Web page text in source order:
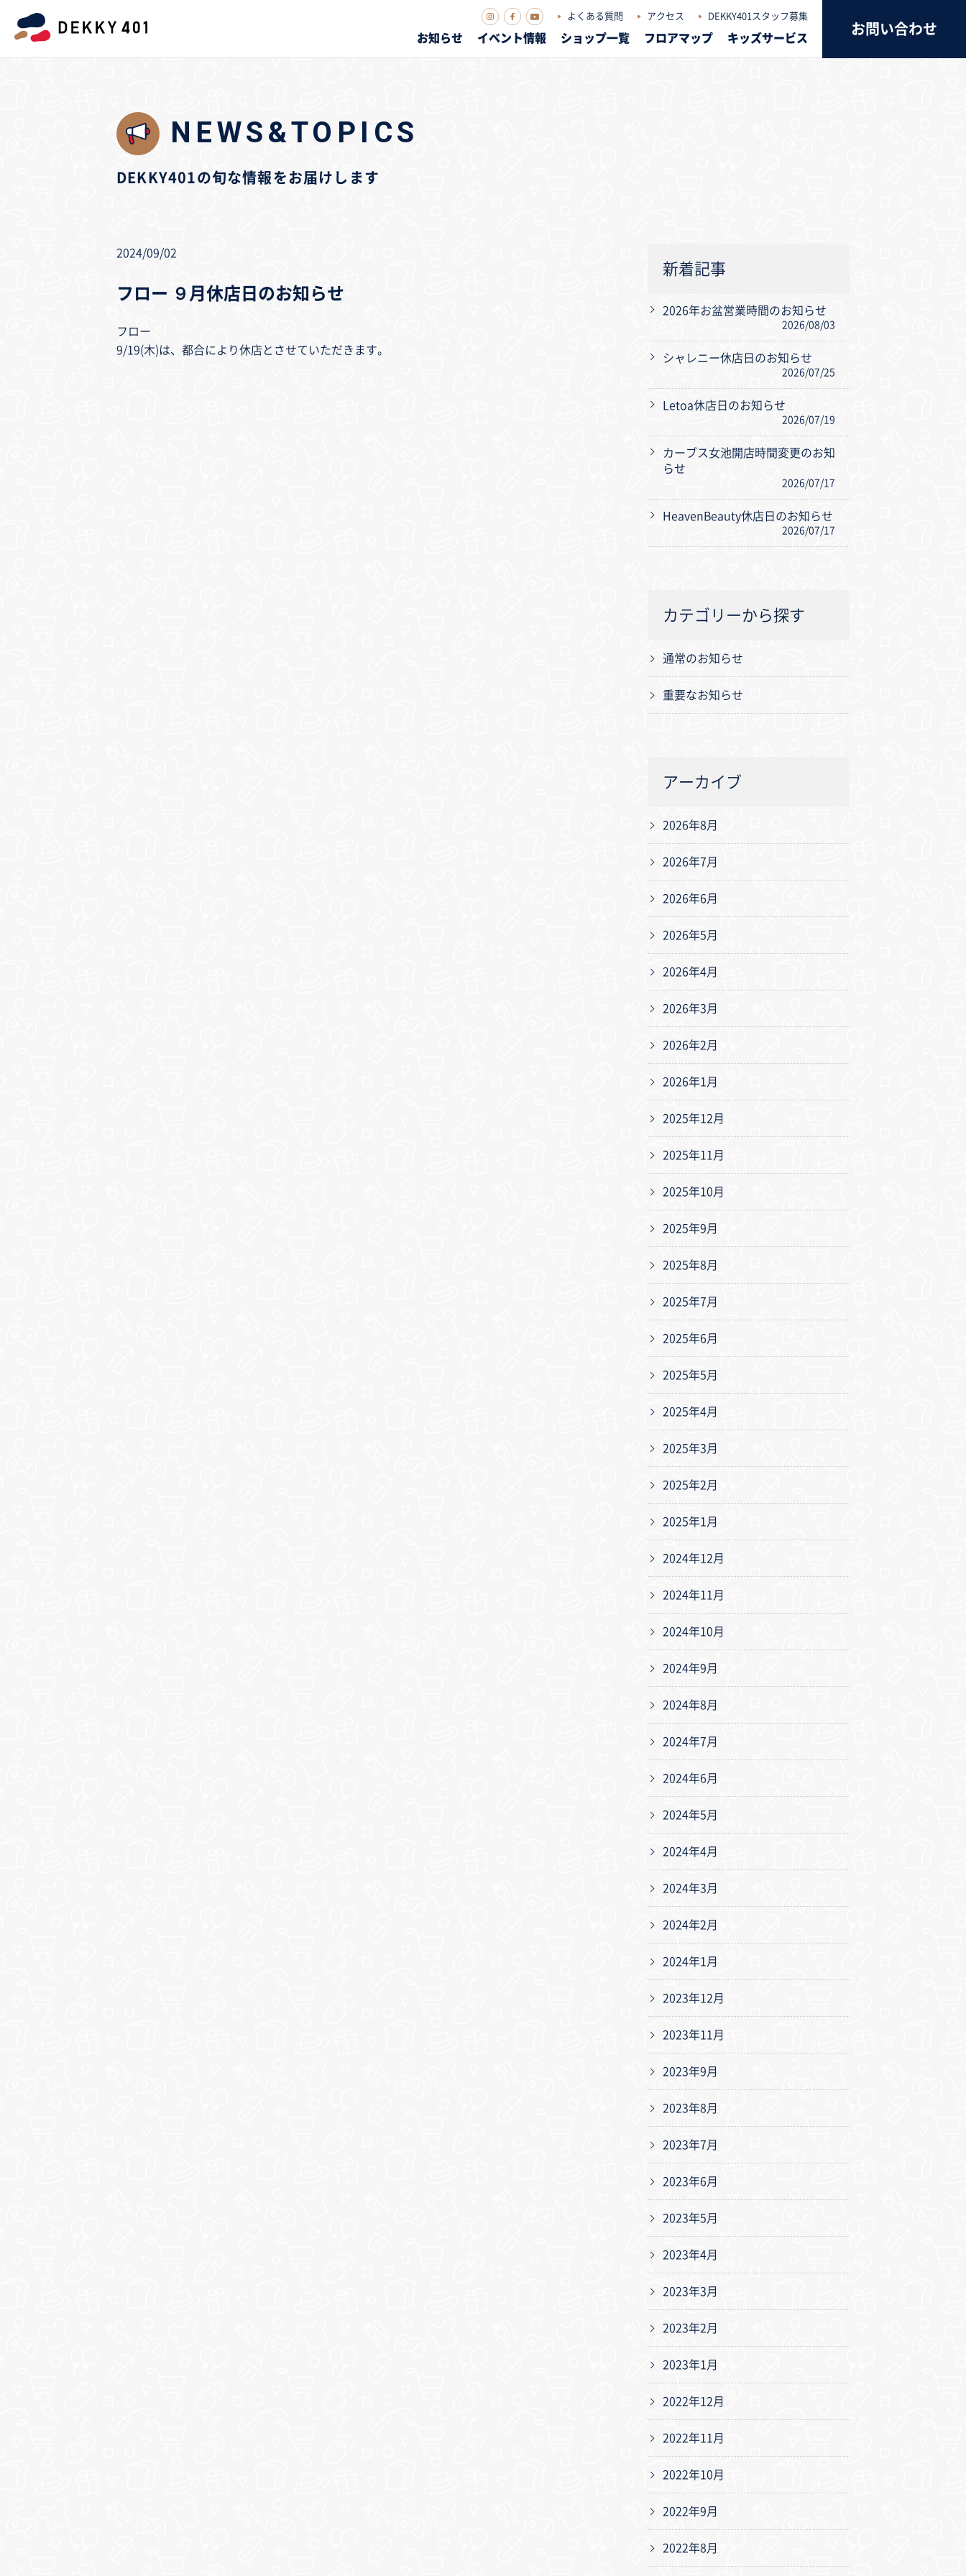
よくある質問 アクセス DEKKY401スタッフ募集
お知らせ イベント情報 ショップ一覧 フロアマップ キッズサービス
お問い合わせ
NEWS&TOPICS
DEKKY401の旬な情報をお届けします
2024/09/02
フロー ９月休店日のお知らせ
フロー
9/19(木)は、都合により休店とさせていただきます。
新着記事
2026年お盆営業時間のお知らせ
2026/08/03
シャレニー休店日のお知らせ
2026/07/25
Letoa休店日のお知らせ
2026/07/19
カーブス女池開店時間変更のお知
らせ
2026/07/17
HeavenBeauty休店日のお知らせ
2026/07/17
カテゴリーから探す
通常のお知らせ
重要なお知らせ
アーカイブ
2026年8月
2026年7月
2026年6月
2026年5月
2026年4月
2026年3月
2026年2月
2026年1月
2025年12月
2025年11月
2025年10月
2025年9月
2025年8月
2025年7月
2025年6月
2025年5月
2025年4月
2025年3月
2025年2月
2025年1月
2024年12月
2024年11月
2024年10月
2024年9月
2024年8月
2024年7月
2024年6月
2024年5月
2024年4月
2024年3月
2024年2月
2024年1月
2023年12月
2023年11月
2023年9月
2023年8月
2023年7月
2023年6月
2023年5月
2023年4月
2023年3月
2023年2月
2023年1月
2022年12月
2022年11月
2022年10月
2022年9月
2022年8月